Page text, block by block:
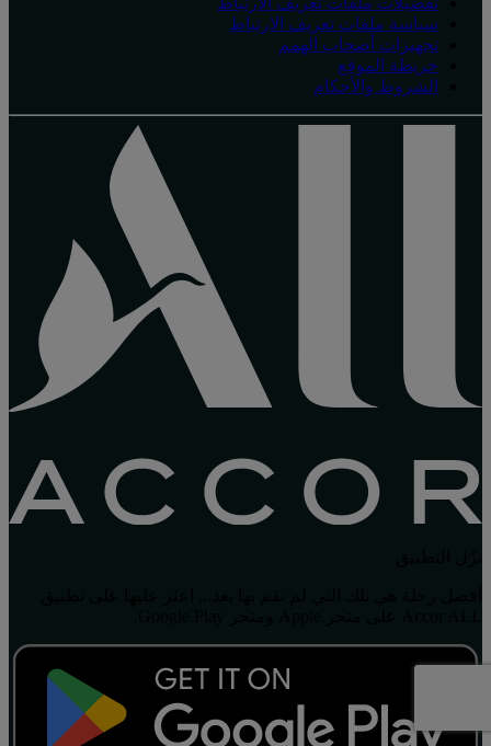
سياسة ملفات تعريف الارتباط
تجهيزات أصحاب الهمم
خريطة الموقع
الشروط والأحكام